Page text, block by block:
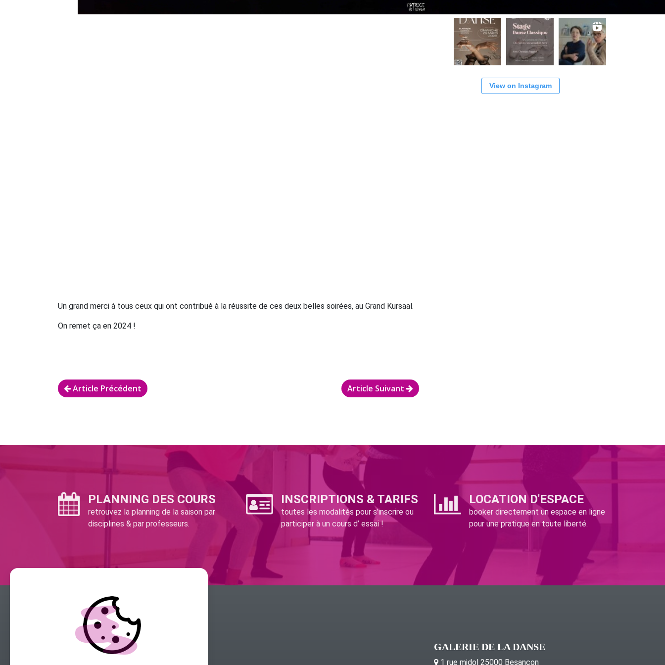
Un grand merci à tous ceux qui ont contribué à la réussite de ces deux belles soirées, au Grand Kursaal.
On remet ça en 2024 !
Article Précédent Article Suivant
View on Instagram
PLANNING DES COURS
retrouvez la planning de la saison par
disciplines & par professeurs.
INSCRIPTIONS & TARIFS
toutes les modalités pour s’inscrire ou
participer à un cours d’ essai !
LOCATION D'ESPACE
booker directement un espace en ligne
pour une pratique en toute liberté.
GALERIE DE LA DANSE
1 rue midol 25000 Besançon